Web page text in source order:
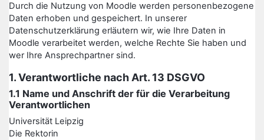
Durch die Nutzung von Moodle werden personenbezogene
Daten erhoben und gespeichert. In unserer
Datenschutzerklärung erläutern wir, wie Ihre Daten in
Moodle verarbeitet werden, welche Rechte Sie haben und
wer Ihre Ansprechpartner sind.
1. Verantwortliche nach Art. 13 DSGVO
1.1 Name und Anschrift der für die Verarbeitung
Verantwortlichen
Universität Leipzig
Die Rektorin